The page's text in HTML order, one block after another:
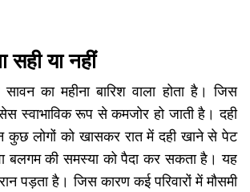
सही या नहीं
का महीना बारिश वाला होता है। जिस
स्वाभाविक रूप से कमजोर हो जाती है। दही
कुछ लोगों को खासकर रात में दही खाने से पेट
बलगम की समस्या को पैदा कर सकता है। यह
पड़ता है। जिस कारण कई परिवारों में मौसमी